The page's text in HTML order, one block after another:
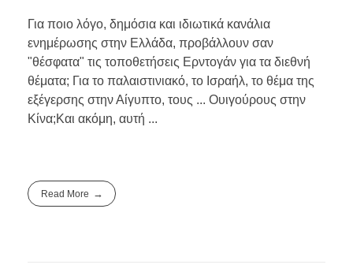
Για ποιο λόγο, δημόσια και ιδιωτικά κανάλια
ενημέρωσης στην Ελλάδα, προβάλλουν σαν
"θέσφατα" τις τοποθετήσεις Ερντογάν για τα διεθνή
θέματα; Για το παλαιστινιακό, το Ισραήλ, το θέμα της
εξέγερσης στην Αίγυπτο, τους ... Ουιγούρους στην
Κίνα;Και ακόμη, αυτή ...
Read More